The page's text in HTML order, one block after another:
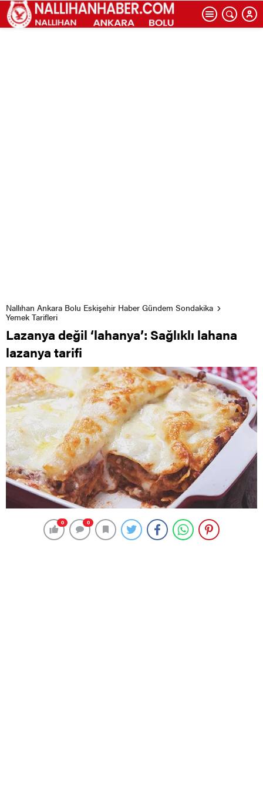
Nallıhan Ankara Bolu Eskişehir Haber Gündem Sondakika
Yemek Tarifleri
Lazanya değil ‘lahanya’: Sağlıklı lahana
lazanya tarifi
0 0